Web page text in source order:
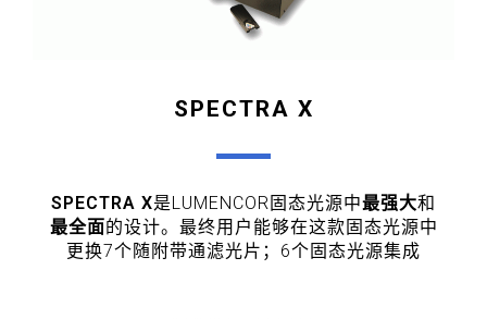
SPECTRA X
SPECTRA X是LUMENCOR固态光源中最强大和
最全面的设计。最终用户能够在这款固态光源中
更换7个随附带通滤光片；6个固态光源集成